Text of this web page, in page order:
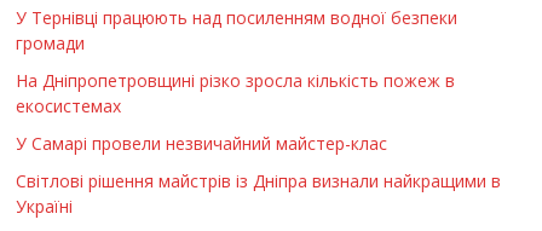
У Тернівці працюють над посиленням водної безпеки
громади
На Дніпропетровщині різко зросла кількість пожеж в
екосистемах
У Самарі провели незвичайний майстер-клас
Світлові рішення майстрів із Дніпра визнали найкращими в
Україні